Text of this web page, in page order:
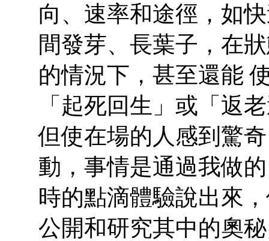
向、速率和途徑，如
間發芽、長葉子，在
的情況下，甚至還能
「起死回生」或「返
但使在場的人感到驚
動，事情是通過我做
時的點滴體驗說出來
公開和研究其中的奧